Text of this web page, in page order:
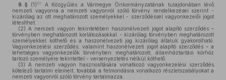
9. § (1)52
A Közgyűlés a Vármegye Önkormányzatának tulajdonában lévő
nemzeti vagyonra a nemzeti vagyonról szóló törvény rendelkezései szerint -
kizárólag az ott meghatározott személyekkel - szerződéssel vagyonkezelői jogot
létesíthet.
(2) A nemzeti vagyon tekintetében haszonélvezeti jogot alapító szerződés –
törvényben meghatározott korlátozásokkal - kizárólag törvényben meghatározott
személyekkel köthető és a haszonélvezeti jog kizárólag általuk gyakorolható.
Vagyonkezelési szerződés, valamint haszonélvezeti jogot alapító szerződés – a
lehetséges vagyonkezelők törvényben meghatározott, államháztartási körhöz
tartozó személyére tekintettel - versenyeztetés nélkül köthető.
(3) A nemzeti vagyon hasznosítására vonatkozó vagyonkezelési szerződés
kötelező tartalmi elemeit, továbbá a felmondásra vonatkozó részletszabályokat a
nemzeti vagyonról szóló törvény tartalmazza.